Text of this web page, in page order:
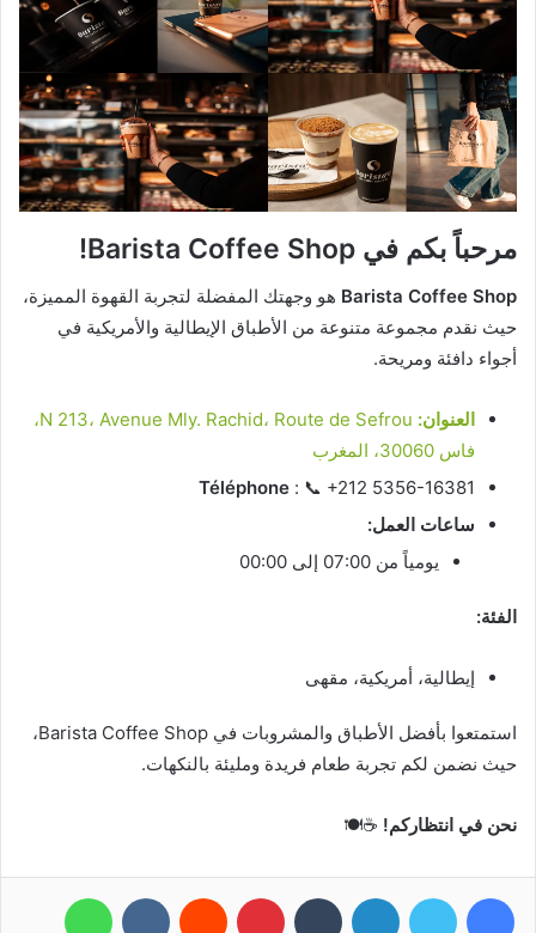
مرحباً بكم في Barista Coffee Shop
!
Barista Coffee Shop هو وجهتك المفضلة لتجربة القهوة المميزة،
حيث نقدم مجموعة متنوعة من الأطباق الإيطالية والأمريكية في
أجواء دافئة ومريحة.
العنوان:
N 213، Avenue Mly. Rachid، Route de Sefrou،
فاس 30060، المغرب
Téléphone : 📞 +212 5356-16381
ساعات العمل:
يومياً من 07:00 إلى 00:00
الفئة:
إيطالية، أمريكية، مقهى
استمتعوا بأفضل الأطباق والمشروبات في Barista Coffee Shop،
حيث نضمن لكم تجربة طعام فريدة ومليئة بالنكهات.
نحن في انتظاركم! ☕️🍽️
فيسبوك تويتر لينكدإن بينتيريست